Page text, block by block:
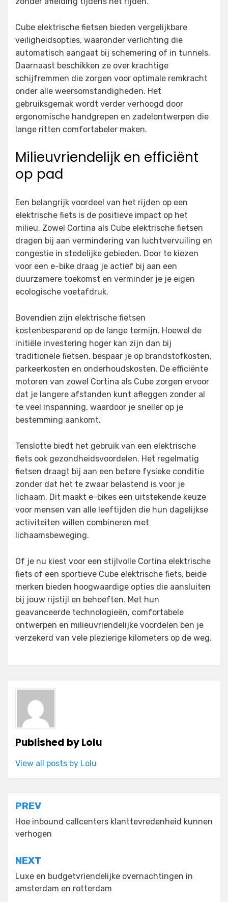
Cube elektrische fietsen bieden vergelijkbare
veiligheidsopties, waaronder verlichting die
automatisch aangaat bij schemering of in tunnels.
Daarnaast beschikken ze over krachtige
schijfremmen die zorgen voor optimale remkracht
onder alle weersomstandigheden. Het
gebruiksgemak wordt verder verhoogd door
ergonomische handgrepen en zadelontwerpen die
lange ritten comfortabeler maken.
Milieuvriendelijk en efficiënt
op pad
Een belangrijk voordeel van het rijden op een
elektrische fiets is de positieve impact op het
milieu. Zowel Cortina als Cube elektrische fietsen
dragen bij aan vermindering van luchtvervuiling en
congestie in stedelijke gebieden. Door te kiezen
voor een e-bike draag je actief bij aan een
duurzamere toekomst en verminder je je eigen
ecologische voetafdruk.
Bovendien zijn elektrische fietsen
kostenbesparend op de lange termijn. Hoewel de
initiële investering hoger kan zijn dan bij
traditionele fietsen, bespaar je op brandstofkosten,
parkeerkosten en onderhoudskosten. De efficiënte
motoren van zowel Cortina als Cube zorgen ervoor
dat je langere afstanden kunt afleggen zonder al
te veel inspanning, waardoor je sneller op je
bestemming aankomt.
Tenslotte biedt het gebruik van een elektrische
fiets ook gezondheidsvoordelen. Het regelmatig
fietsen draagt bij aan een betere fysieke conditie
zonder dat het te zwaar belastend is voor je
lichaam. Dit maakt e-bikes een uitstekende keuze
voor mensen van alle leeftijden die hun dagelijkse
activiteiten willen combineren met
lichaamsbeweging.
Of je nu kiest voor een stijlvolle Cortina elektrische
fiets of een sportieve Cube elektrische fiets, beide
merken bieden hoogwaardige opties die aansluiten
bij jouw rijstijl en behoeften. Met hun
geavanceerde technologieën, comfortabele
ontwerpen en milieuvriendelijke voordelen ben je
verzekerd van vele plezierige kilometers op de weg.
Published byLolu
View all posts by Lolu
Post
navigation
PREV
Hoe inbound callcenters klanttevredenheid kunnen
verhogen
NEXT
Luxe en budgetvriendelijke overnachtingen in
amsterdam en rotterdam